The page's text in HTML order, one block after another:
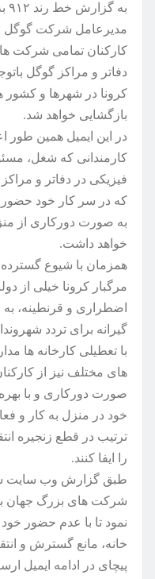
مدیرعامل شرکت گوگل
کارکنان تمامی شرکت
دفاتر و مراکز گوگل
کرونا در شهرها و
بازگشایی خواهد شد.
در این ایمیل همین طور
کارمندانی که شغل،
فیزیکی در دفاتر و
که در سر کار خود حضور
خواهد داشت.
همزمان با شیوع
مرگبار کرونا خیلی از
اضطراری و قرنطینه،
گیرانه برای تردد
با تعطیلی کارخانه ها
های مختلف نیز از
صورت دورکاری و با
خود در منزل به کار و
ترتیب در قطع زنجیره
را ایفا کنند.
طبق گزارش وب سایت
شرکت های بزرگ جهان
نمود تا با عدم حضور
خانه، مانع گسترش و
پیچای در ادامه ایمیل